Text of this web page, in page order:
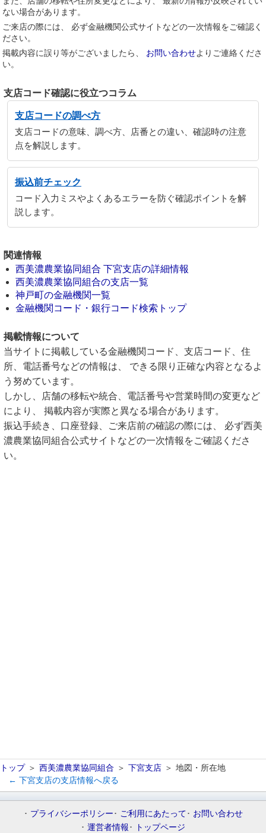
ない場合があります。
ご来店の際には、 必ず金融機関公式サイトなどの一次情報をご確認く
ださい。
掲載内容に誤り等がございましたら、 お問い合わせよりご連絡くださ
い。
支店コード確認に役立つコラム
支店コードの調べ方
支店コードの意味、調べ方、店番との違い、確認時の注意
点を解説します。
振込前チェック
コード入力ミスやよくあるエラーを防ぐ確認ポイントを解
説します。
関連情報
西美濃農業協同組合 下宮支店の詳細情報
西美濃農業協同組合の支店一覧
神戸町の金融機関一覧
金融機関コード・銀行コード検索トップ
掲載情報について
当サイトに掲載している金融機関コード、支店コード、住
所、電話番号などの情報は、 できる限り正確な内容となるよ
う努めています。
しかし、店舗の移転や統合、電話番号や営業時間の変更など
により、 掲載内容が実際と異なる場合があります。
振込手続き、口座登録、ご来店前の確認の際には、 必ず西美
濃農業協同組合公式サイトなどの一次情報をご確認くださ
い。
トップ 西美濃農業協同組合 下宮支店
地図・所在地
← 下宮支店の支店情報へ戻る
プライバシーポリシー ご利用にあたって
お問い合わせ
運営者情報
トップページ